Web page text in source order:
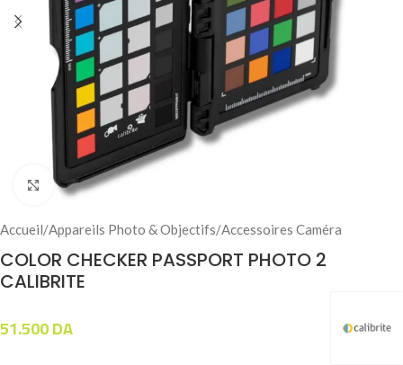
Click to enlarge
Accueil/Appareils Photo & Objectifs/Accessoires Caméra
COLOR CHECKER PASSPORT PHOTO 2
CALIBRITE
51.500DA